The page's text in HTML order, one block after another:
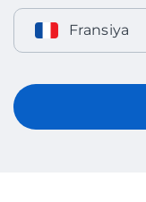
Fransiya